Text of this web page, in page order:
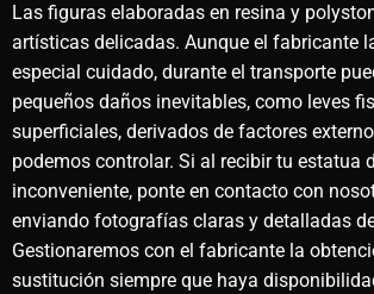
Las figuras elaboradas en resina y
artísticas delicadas. Aunque el fabricante
especial cuidado, durante el transporte
pequeños daños inevitables, como leves
superficiales, derivados de factores
podemos controlar. Si al recibir tu estatua
inconveniente, ponte en contacto con
enviando fotografías claras y detalladas
Gestionaremos con el fabricante la
sustitución siempre que haya